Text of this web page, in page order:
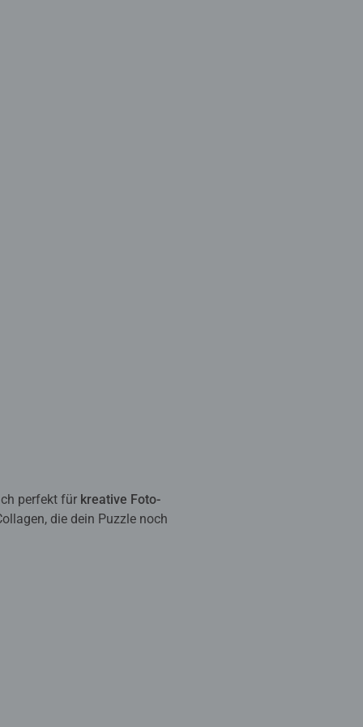
perfekt für kreative Foto-
die dein Puzzle noch